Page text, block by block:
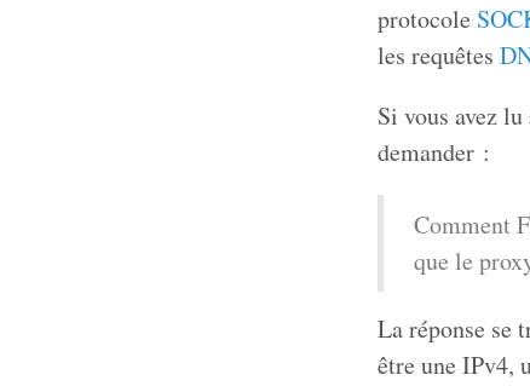
protocole
les requêtes
Si vous avez
demander :
Comment
que le
La réponse se
être une IPv4,